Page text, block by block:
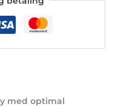
med optimal